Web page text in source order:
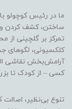
ما در رئیس کوچولو
ساختن، کشف کردن و
تمرکز بر گلچینی از
کلکسیونی، لگوهای
آرامش‌بخش نقاشی
کسی – از کودک تا
تنوع بی‌نظیر، اصالت